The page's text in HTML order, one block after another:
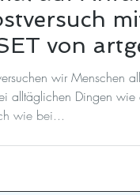
von
wir Menschen
alltäglichen Dingen wie
wie bei...